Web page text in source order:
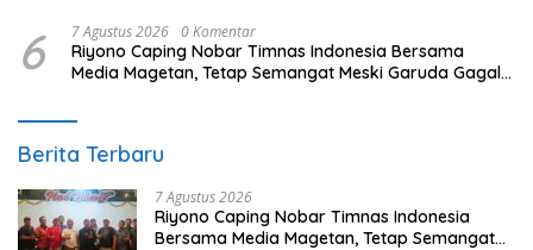
6 7 Agustus 2026 0 Komentar
Riyono Caping Nobar Timnas Indonesia Bersama
Media Magetan, Tetap Semangat Meski Garuda Gagal
Berita Terbaru
7 Agustus 2026
Riyono Caping Nobar Timnas Indonesia
Bersama Media Magetan, Tetap Semangat